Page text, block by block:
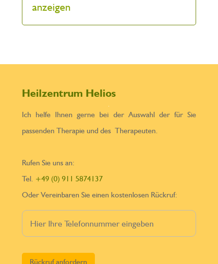
anzeigen
Heilzentrum Helios
Ich helfe Ihnen gerne bei der Auswahl der für Sie
passenden Therapie und des Therapeuten.
Rufen Sie uns an:
Tel. +49 (0) 911 5874137
Oder Vereinbaren Sie einen kostenlosen Rückruf: